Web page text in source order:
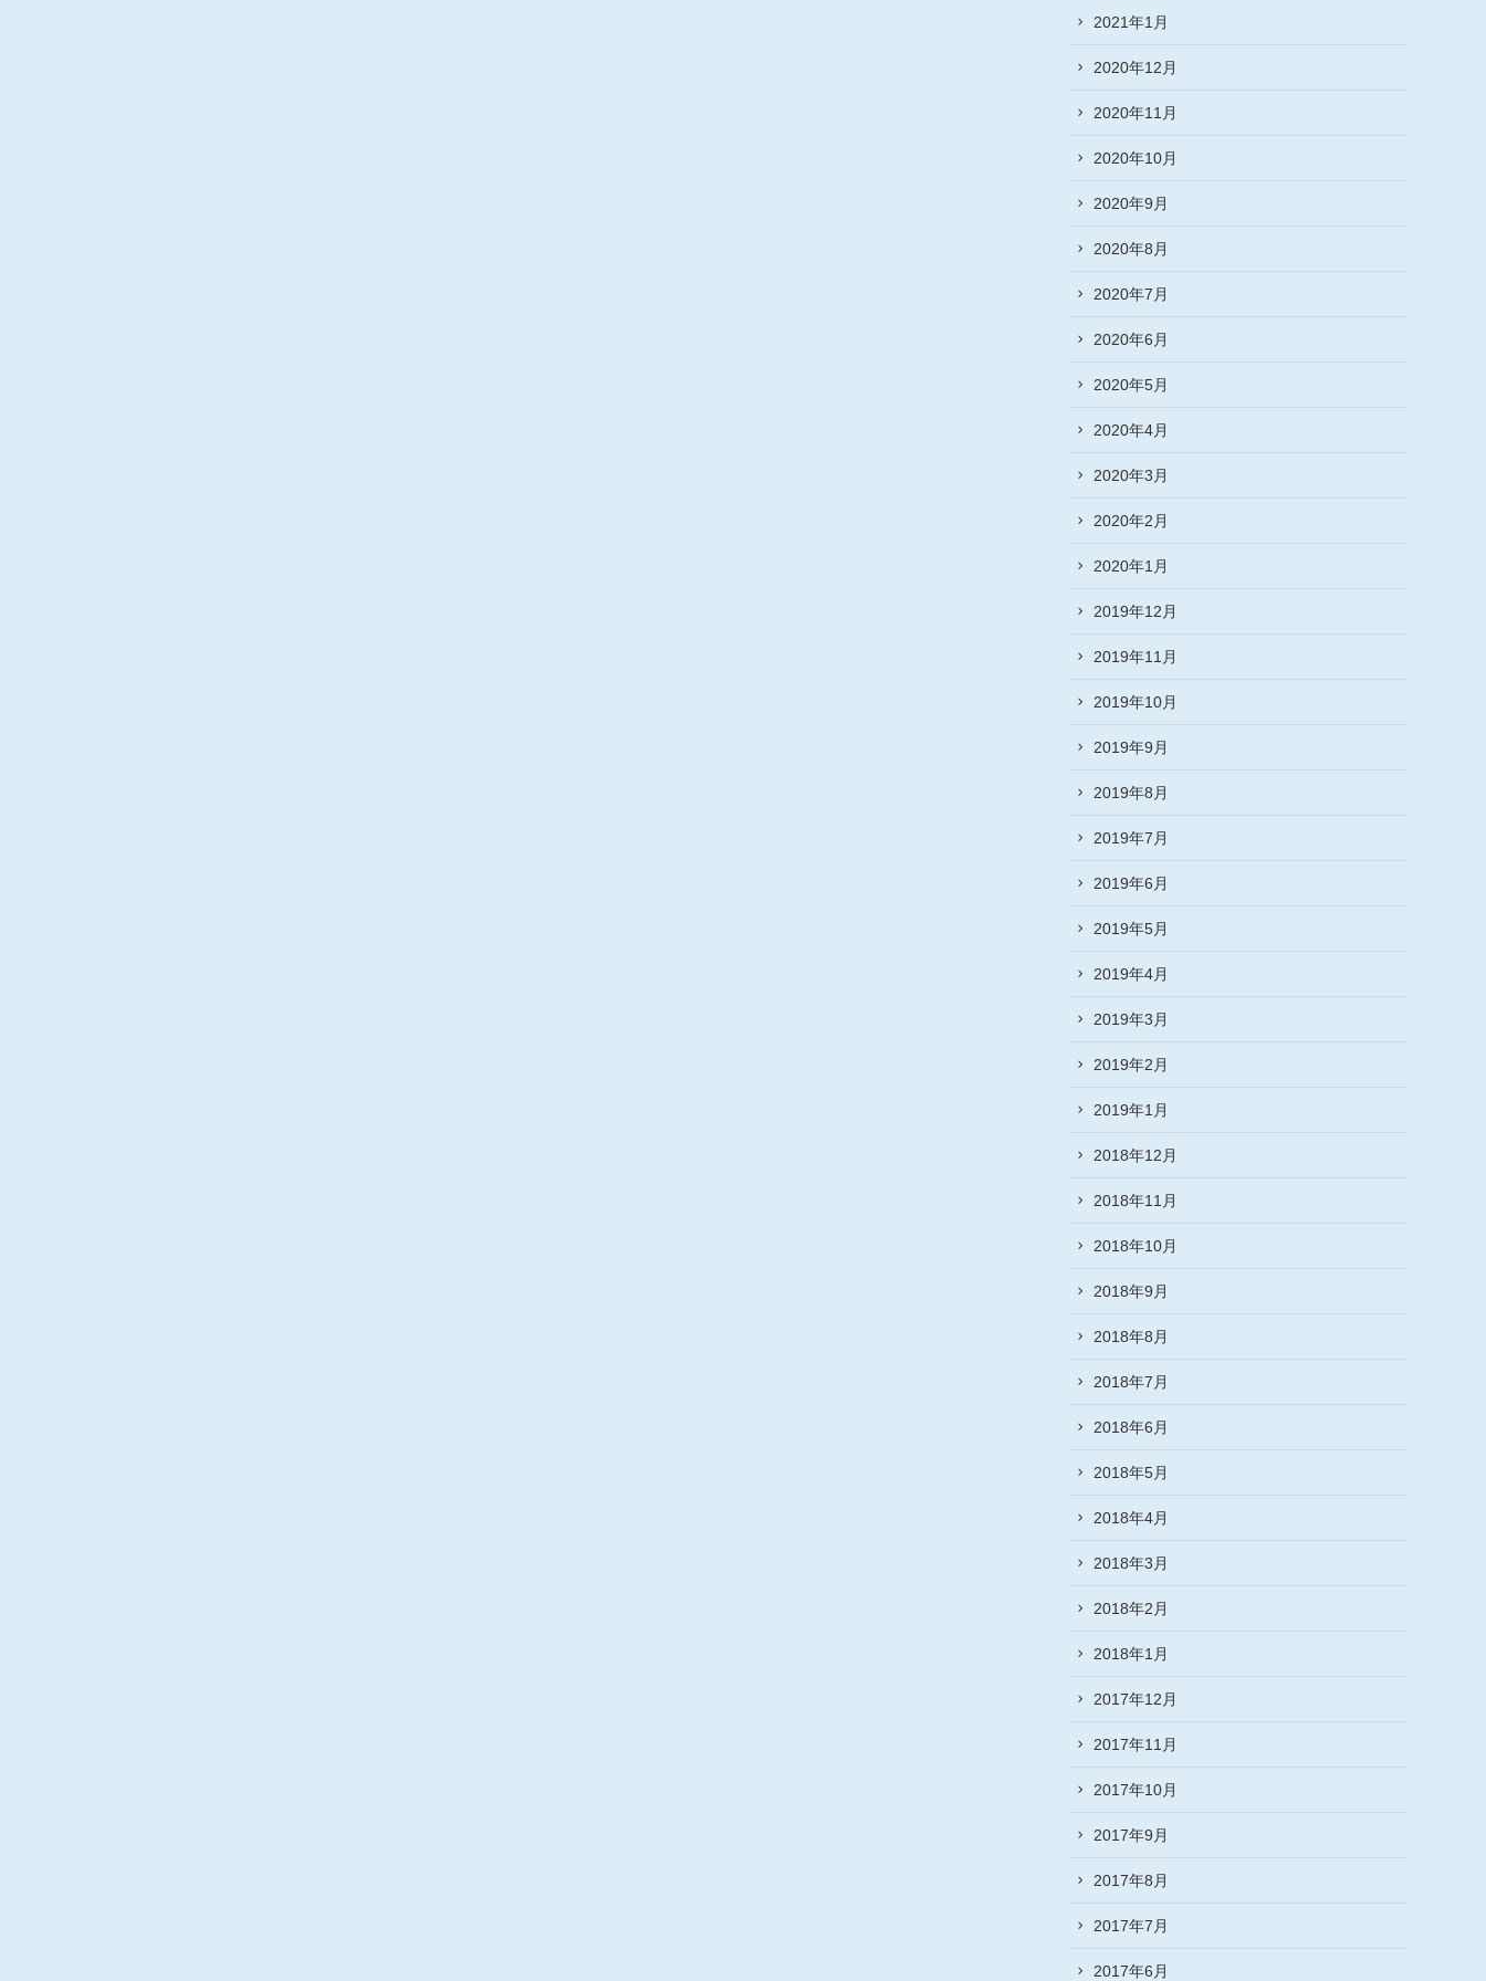
2021年1月
2020年12月
2020年11月
2020年10月
2020年9月
2020年8月
2020年7月
2020年6月
2020年5月
2020年4月
2020年3月
2020年2月
2020年1月
2019年12月
2019年11月
2019年10月
2019年9月
2019年8月
2019年7月
2019年6月
2019年5月
2019年4月
2019年3月
2019年2月
2019年1月
2018年12月
2018年11月
2018年10月
2018年9月
2018年8月
2018年7月
2018年6月
2018年5月
2018年4月
2018年3月
2018年2月
2018年1月
2017年12月
2017年11月
2017年10月
2017年9月
2017年8月
2017年7月
2017年6月